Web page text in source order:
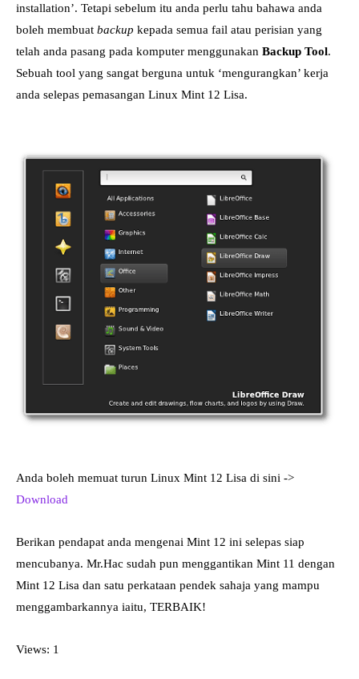
installation’. Tetapi sebelum itu anda perlu tahu bahawa anda
boleh membuat backup kepada semua fail atau perisian yang
telah anda pasang pada komputer menggunakan Backup Tool.
Sebuah tool yang sangat berguna untuk ‘mengurangkan’ kerja
anda selepas pemasangan Linux Mint 12 Lisa.
Anda boleh memuat turun Linux Mint 12 Lisa di sini ->
Download
Berikan pendapat anda mengenai Mint 12 ini selepas siap
mencubanya. Mr.Hac sudah pun menggantikan Mint 11 dengan
Mint 12 Lisa dan satu perkataan pendek sahaja yang mampu
menggambarkannya iaitu, TERBAIK!
Views: 1